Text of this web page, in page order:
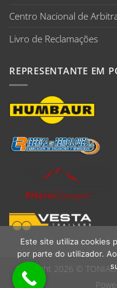
Centro Nacional de
Livro de Reclamações
REPRESENTANTE EM
Copyright 2026 ©
Este site utiliza cookies
por parte do utilizador.